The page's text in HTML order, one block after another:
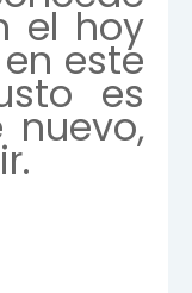
el hoy
este
es
nuevo,